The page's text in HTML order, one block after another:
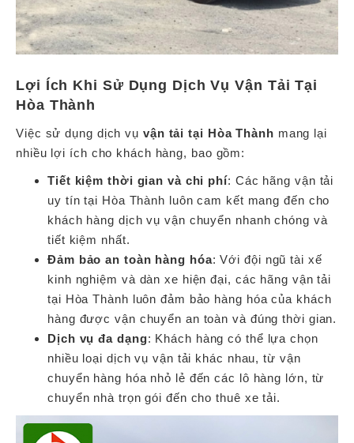
Lợi Ích Khi Sử Dụng Dịch Vụ Vận Tải Tại
Hòa Thành
Việc sử dụng dịch vụ vận tải tại Hòa Thành mang lại
nhiều lợi ích cho khách hàng, bao gồm:
Tiết kiệm thời gian và chi phí: Các hãng vận tải
uy tín tại Hòa Thành luôn cam kết mang đến cho
khách hàng dịch vụ vận chuyển nhanh chóng và
tiết kiệm nhất.
Đảm bảo an toàn hàng hóa: Với đội ngũ tài xế
kinh nghiệm và dàn xe hiện đại, các hãng vận tải
tại Hòa Thành luôn đảm bảo hàng hóa của khách
hàng được vận chuyển an toàn và đúng thời gian.
Dịch vụ đa dạng: Khách hàng có thể lựa chọn
nhiều loại dịch vụ vận tải khác nhau, từ vận
chuyển hàng hóa nhỏ lẻ đến các lô hàng lớn, từ
chuyển nhà trọn gói đến cho thuê xe tải.